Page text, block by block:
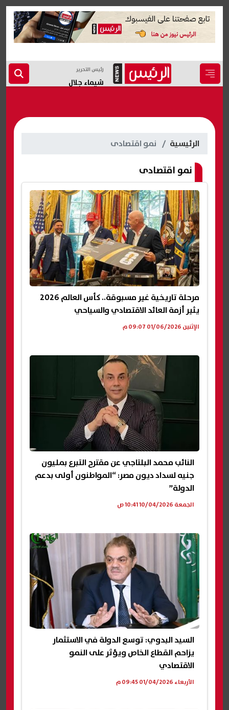
رئيس التحرير
شيماء جلال
الرئيسية نمو اقتصادى
نمو اقتصادى
مرحلة تاريخية غير مسبوقة.. كأس العالم 2026
يثير أزمة العائد الاقتصادي والسياحي
الإثنين 01/06/2026 09:07 م
النائب محمد البلتاجي عن مقترح التبرع بمليون
جنيه لسداد ديون مصر: “المواطنون أولى بدعم
الدولة”
الجمعة 10/04/2026 10:41 ص
السيد البدوي: توسع الدولة في الاستثمار
يزاحم القطاع الخاص ويؤثر على النمو
الاقتصادي
الأربعاء 01/04/2026 09:45 م